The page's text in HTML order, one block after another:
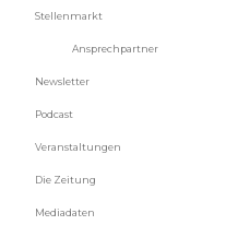
Stellenmarkt
Ansprechpartner
Newsletter
Podcast
Veranstaltungen
Die Zeitung
Mediadaten